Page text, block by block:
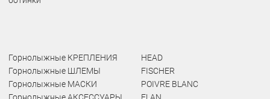
Горнолыжные КРЕПЛЕНИЯ
Горнолыжные ШЛЕМЫ
Горнолыжные МАСКИ
HEAD
FISCHER
POIVRE BLANC